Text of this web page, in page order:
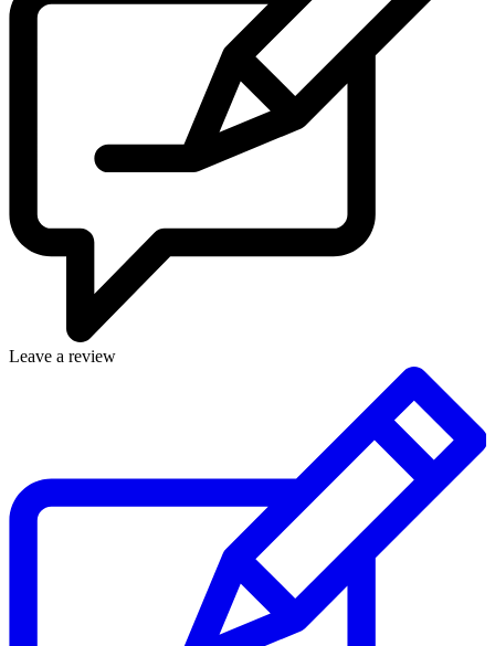
Leave a review